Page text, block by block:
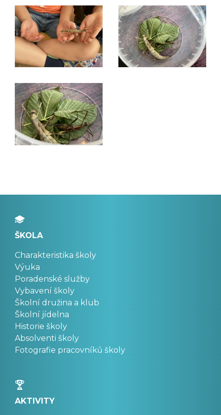
ŠKOLA
Charakteristika školy
Výuka
Poradenské služby
Vybavení školy
Školní družina a klub
Školní jídelna
Historie školy
Absolventi školy
Fotografie pracovníků školy
AKTIVITY